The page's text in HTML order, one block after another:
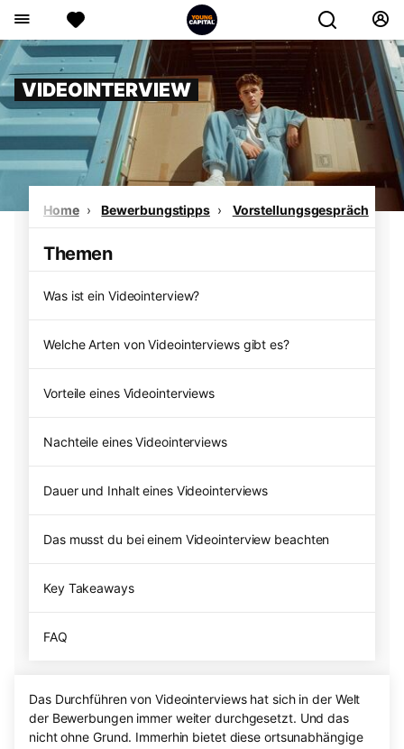
VIDEOINTERVIEW
Home Bewerbungstipps Vorstellungsgespräch
Themen
Was ist ein Videointerview?
Welche Arten von Videointerviews gibt es?
Vorteile eines Videointerviews
Nachteile eines Videointerviews
Dauer und Inhalt eines Videointerviews
Das musst du bei einem Videointerview beachten
Key Takeaways
FAQ
Das Durchführen von Videointerviews hat sich in der Welt
der Bewerbungen immer weiter durchgesetzt. Und das
nicht ohne Grund. Immerhin bietet diese ortsunabhängige